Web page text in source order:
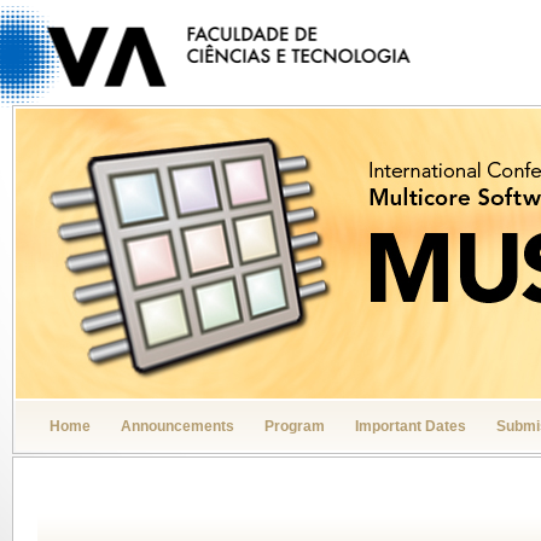
Home Announcements Program Important Dates